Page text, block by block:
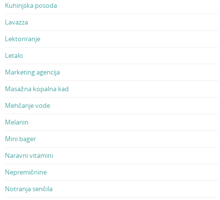
Kuhinjska posoda
Lavazza
Lektoriranje
Letalo
Marketing agencija
Masažna kopalna kad
Mehčanje vode
Melanin
Mini bager
Naravni vitamini
Nepremičnine
Notranja senčila